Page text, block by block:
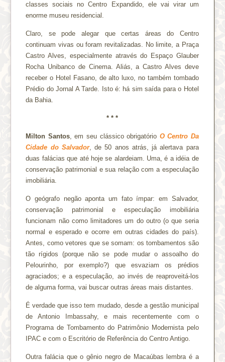
classes sociais no Centro Expandido, ele vai virar um
enorme museu residencial.
Claro, se pode alegar que certas áreas do Centro
continuam vivas ou foram revitalizadas. No limite, a Praça
Castro Alves, especialmente através do Espaço Glauber
Rocha Unibanco de Cinema. Aliás, a Castro Alves deve
receber o Hotel Fasano, de alto luxo, no também tombado
Prédio do Jornal A Tarde. Isto é: há sim saída para o Hotel
da Bahia.
* * *
Milton Santos, em seu clássico obrigatório O Centro Da
Cidade do Salvador, de 50 anos atrás, já alertava para
duas falácias que até hoje se alardeiam. Uma, é a idéia de
conservação patrimonial e sua relação com a especulação
imobiliária.
O geógrafo negão aponta um fato ímpar: em Salvador,
conservação patrimonial e especulação imobiliária
funcionam não como limitadores um do outro (o que seria
normal e esperado e ocorre em outras cidades do país).
Antes, como vetores que se somam: os tombamentos são
tão rígidos (porque não se pode mudar o assoalho do
Pelourinho, por exemplo?) que esvaziam os prédios
agraciados; e a especulação, ao invés de reaproveitá-los
de alguma forma, vai buscar outras áreas mais distantes.
É verdade que isso tem mudado, desde a gestão municipal
de Antonio Imbassahy, e mais recentemente com o
Programa de Tombamento do Patrimônio Modernista pelo
IPAC e com o Escritório de Referência do Centro Antigo.
Outra falácia que o gênio negro de Macaúbas lembra é a